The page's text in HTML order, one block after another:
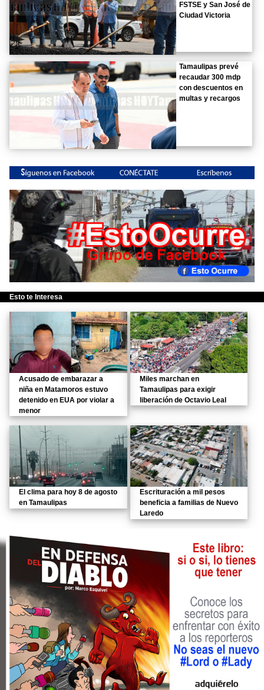
FSTSE y San José de
Ciudad Victoria
Tamaulipas prevé
recaudar 300 mdp
con descuentos en
multas y recargos
Esto te Interesa
Acusado de embarazar a
niña en Matamoros estuvo
detenido en EUA por violar a
menor
Miles marchan en
Tamaulipas para exigir
liberación de Octavio Leal
El clima para hoy 8 de agosto
en Tamaulipas
Escrituración a mil pesos
beneficia a familias de Nuevo
Laredo